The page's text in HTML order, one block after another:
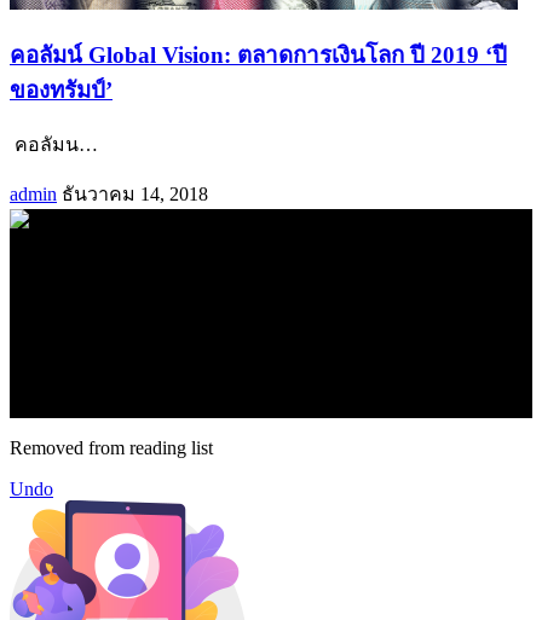
คอลัมน์ Global Vision: ตลาดการเงินโลก ปี 2019 ‘ปี
ของทรัมป์’
คอลัมน…
admin ธันวาคม 14, 2018
Removed from reading list
Undo